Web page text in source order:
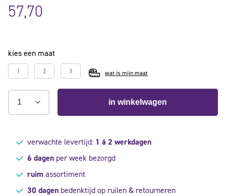
gebaseerd
op
klant
57,70
kies een maat
1 2 3 wat is mijn maat
in winkelwagen
verwachte levertijd: 1 á 2 werkdagen
6 dagenper week bezorgd
ruim assortiment
30 dagenbedenktijd op ruilen & retourneren